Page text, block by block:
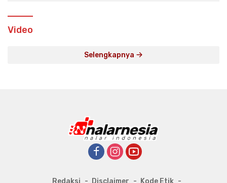
Video
Selengkapnya
Redaksi Disclaimer Kode Etik